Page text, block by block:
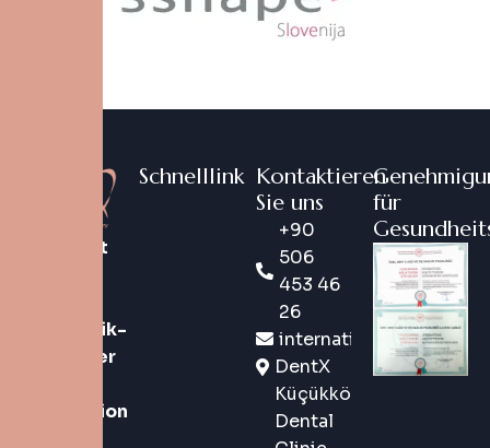
DentX ist
Zahnklinik-
Marke der
Generation
Schnelllink Kontaktieren
Sie uns
+90
506
453 46
26
DentX
Küçükköy
Dental
für